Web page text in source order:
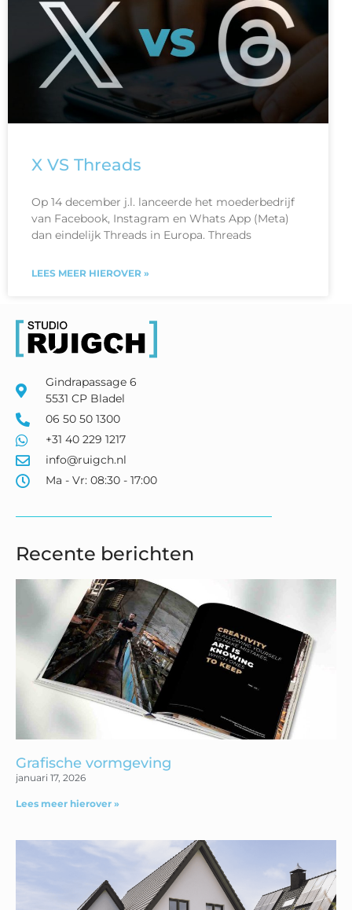
X VS Threads
Op 14 december j.l. lanceerde het moederbedrijf
van Facebook, Instagram en Whats App (Meta)
dan eindelijk Threads in Europa. Threads
LEES MEER HIEROVER »
Gindrapassage 6
5531 CP Bladel
06 50 50 1300
+31 40 229 1217
info@ruigch.nl
Ma - Vr: 08:30 - 17:00
Recente berichten
Grafische vormgeving
januari 17, 2026
Lees meer hierover »